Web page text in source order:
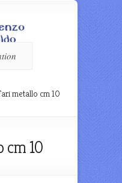
metallo cm 10
cm 10